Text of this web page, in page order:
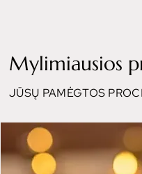
Mylimiausios
JŪSŲ PAMĖGTOS